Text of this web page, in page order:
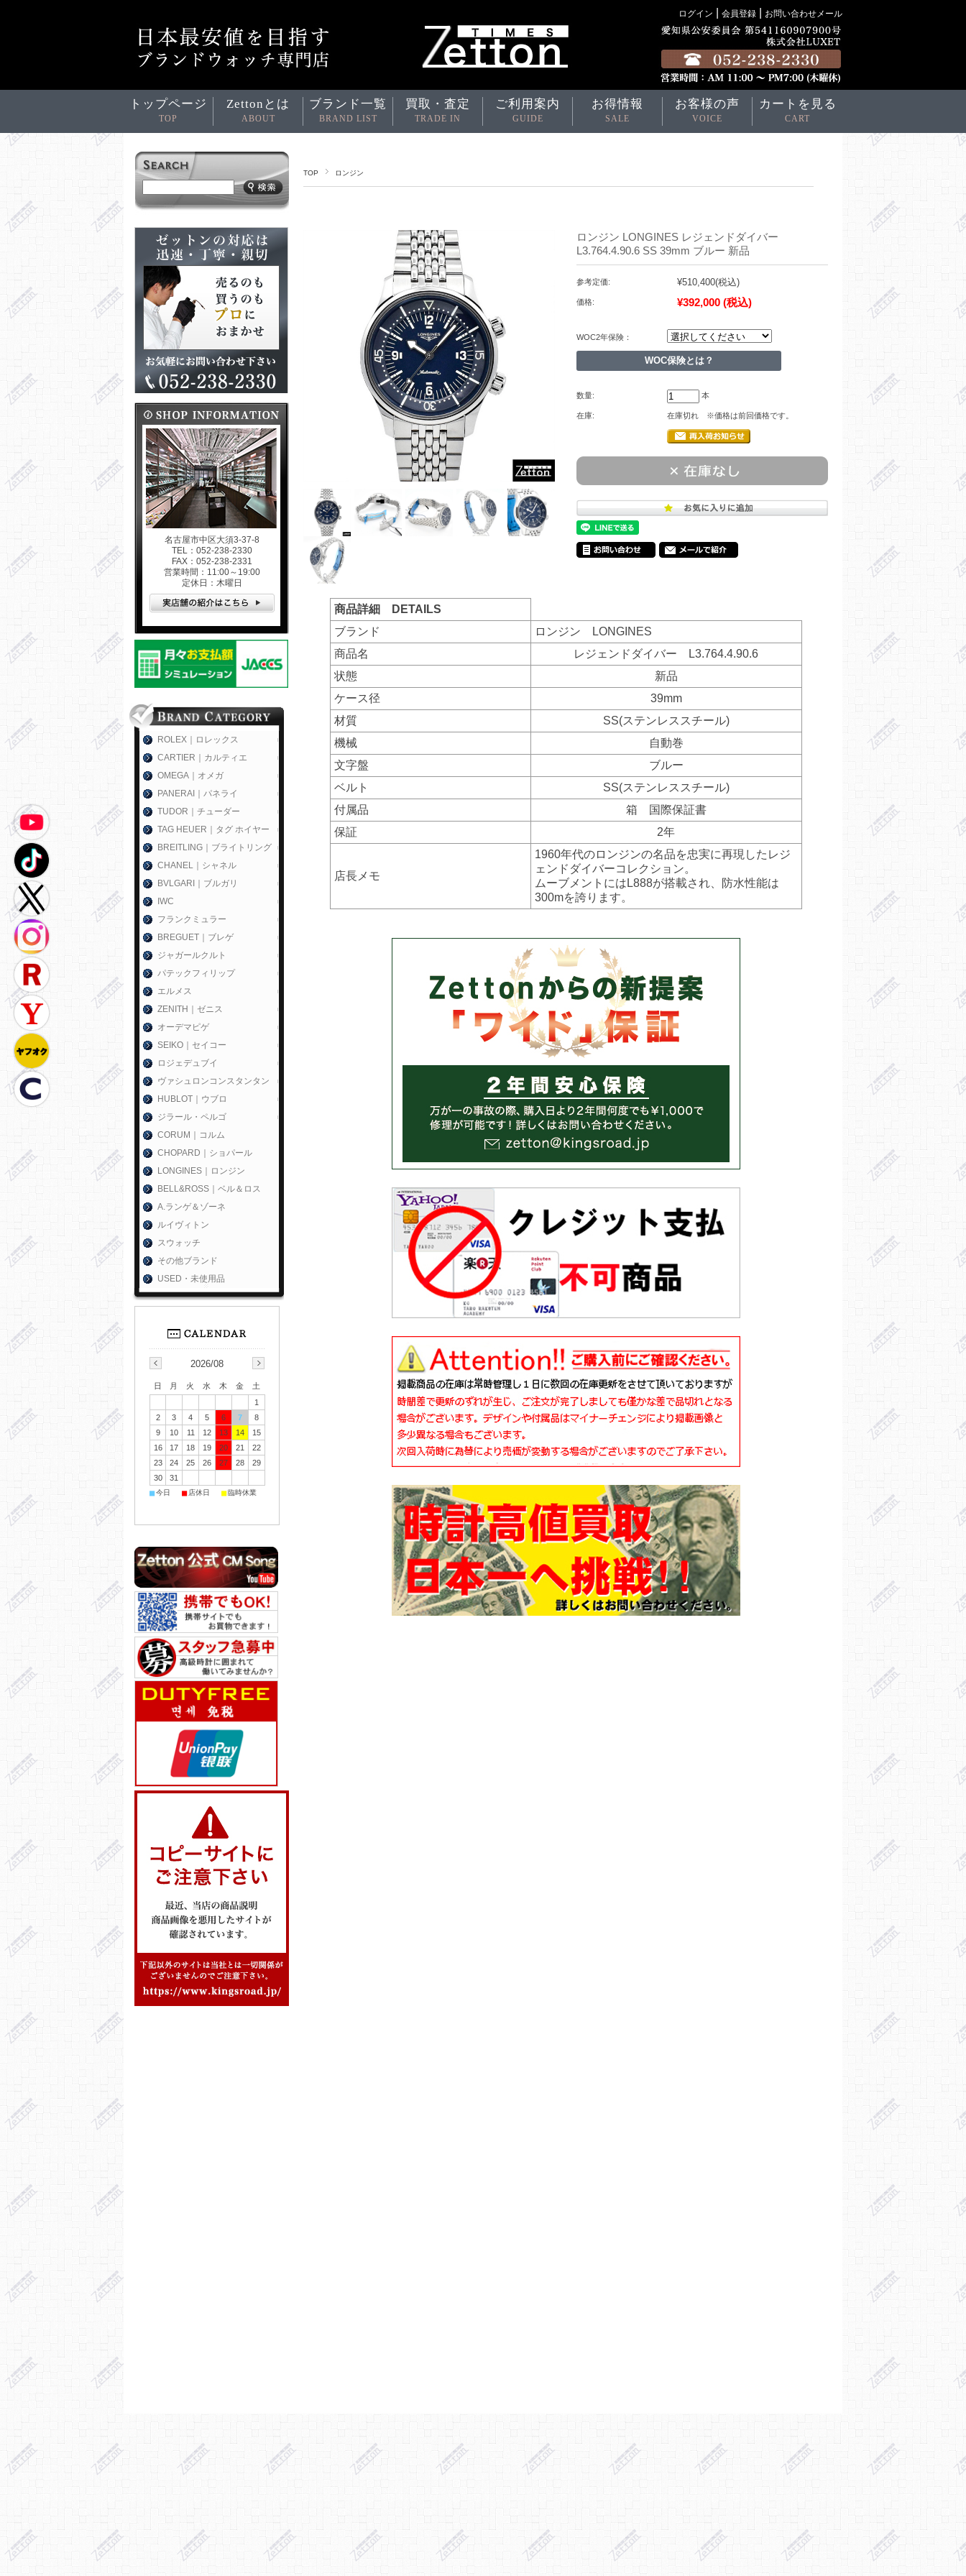
ログイン 会員登録 お問い合わせメール
トップページ
TOP
Zettonとは
ABOUT
ブランド一覧
BRAND LIST
買取・査定
TRADE IN
ご利用案内
GUIDE
お得情報
SALE
お客様の声
VOICE
カートを見る
CART
TOP ロンジン
ロンジン LONGINES レジェンドダイバー
L3.764.4.90.6 SS 39mm ブルー 新品
参考定価: ¥510,400(税込)
価格: ¥392,000 (税込)
WOC2年保険：
WOC保険とは？
数量: 本
在庫: 在庫切れ ※価格は前回価格です。
商品詳細 DETAILS
ブランド
ロンジン LONGINES
商品名
レジェンドダイバー L3.764.4.90.6
状態
新品
ケース径
39mm
材質
SS(ステンレススチール)
機械
自動巻
文字盤
ブルー
ベルト
SS(ステンレススチール)
付属品
箱 国際保証書
保証
2年
店長メモ
1960年代のロンジンの名品を忠実に再現したレジ
ェンドダイバーコレクション。
ムーブメントにはL888が搭載され、防水性能は
300mを誇ります。
名古屋市中区大須3-37-8
TEL：052-238-2330
FAX：052-238-2331
営業時間：11:00～19:00
定休日：木曜日
ROLEX｜ロレックス
CARTIER｜カルティエ
OMEGA｜オメガ
PANERAI｜パネライ
TUDOR｜チューダー
TAG HEUER｜タグ ホイヤー
BREITLING｜ブライトリング
CHANEL｜シャネル
BVLGARI｜ブルガリ
IWC
フランクミュラー
BREGUET｜ブレゲ
ジャガールクルト
パテックフィリップ
エルメス
ZENITH｜ゼニス
オーデマピゲ
SEIKO｜セイコー
ロジェデュブイ
ヴァシュロンコンスタンタン
HUBLOT｜ウブロ
ジラール・ペルゴ
CORUM｜コルム
CHOPARD｜ショパール
LONGINES｜ロンジン
BELL&ROSS｜ベル＆ロス
A.ランゲ＆ゾーネ
ルイヴィトン
スウォッチ
その他ブランド
USED・未使用品
2026/08
日 月 火 水 木 金
土
1
2
3 4 5 6 7
8
9
10 11 12 13 14
15
16
17 18 19 20 21
22
23
24 25 26 27 28
29
30
31
■今日 ■ 店休日 ■臨時休業